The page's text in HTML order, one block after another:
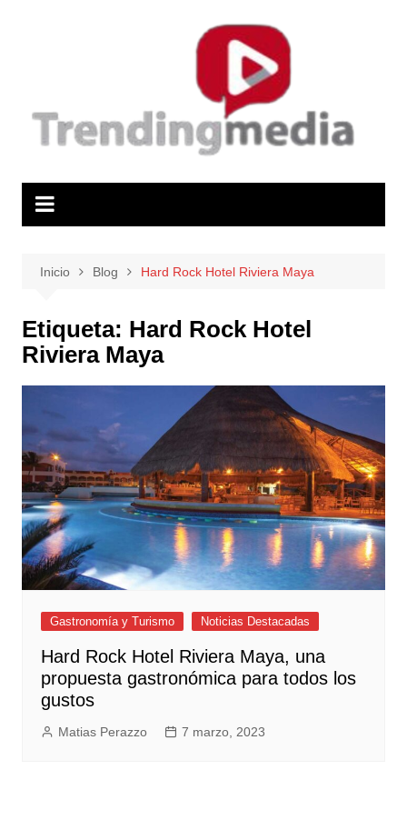
Inicio Blog Hard Rock Hotel Riviera Maya
Etiqueta: Hard Rock Hotel
Riviera Maya
Gastronomía y Turismo Noticias Destacadas
Hard Rock Hotel Riviera Maya, una
propuesta gastronómica para todos los
gustos
Matias Perazzo 7 marzo, 2023